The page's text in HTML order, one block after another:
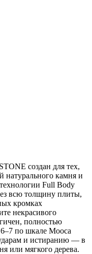
создан для тех,
натурального камня и
Full Body
всю толщину плиты,
кромках
некрасивого
полностью
6–7 по шкале Мооса
и истиранию — в
или мягкого дерева.